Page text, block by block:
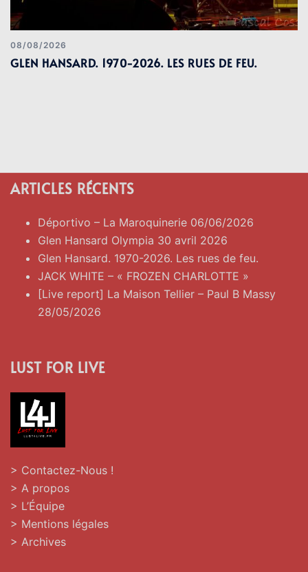
08/08/2026
GLEN HANSARD. 1970-2026. LES RUES DE FEU.
ARTICLES RÉCENTS
Déportivo – La Maroquinerie 06/06/2026
Glen Hansard Olympia 30 avril 2026
Glen Hansard. 1970-2026. Les rues de feu.
JACK WHITE – « FROZEN CHARLOTTE »
[Live report] La Maison Tellier – Paul B Massy
28/05/2026
LUST FOR LIVE
> Contactez-Nous !
> A propos
> L’Équipe
> Mentions légales
> Archives